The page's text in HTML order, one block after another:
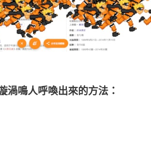
渦鳴人呼喚出來的方法：